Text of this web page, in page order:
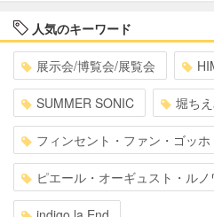
人気のキーワード
展示会/博覧会/展覧会
SUMMER SONIC 堀ち
フィンセント・ファン・ゴッホ
ピエール・オーギュスト・ル